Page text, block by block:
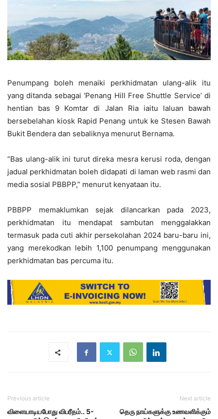
Penumpang boleh menaiki perkhidmatan ulang-alik itu
yang ditanda sebagai ‘Penang Hill Free Shuttle Service’ di
hentian bas 9 Komtar di Jalan Ria iaitu laluan bawah
bersebelahan kiosk Rapid Penang untuk ke Stesen Bawah
Bukit Bendera dan sebaliknya menurut Bernama.
“Bas ulang-alik ini turut direka mesra kerusi roda, dengan
jadual perkhidmatan boleh didapati di laman web rasmi dan
media sosial PBBPP,” menurut kenyataan itu.
PBBPP memaklumkan sejak dilancarkan pada 2023,
perkhidmatan itu mendapat sambutan menggalakkan
termasuk pada cuti akhir persekolahan 2024 baru-baru ini,
yang merekodkan lebih 1,100 penumpang menggunakan
perkhidmatan bas percuma itu.
Previous article
விளையாடியபோது விபரீதம்.. 5-
Next article
தெரு நாய்களுக்கு உணவளிக்கும்